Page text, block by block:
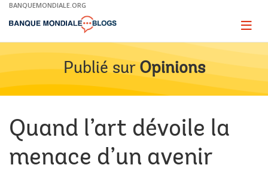
Skip
Main
BANQUEMONDIALE.ORG
Page
Publié sur Opinions
Quand l’art dévoile la
menace d’un avenir